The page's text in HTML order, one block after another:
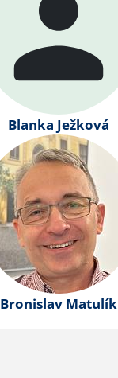
Blanka Ježková
Bronislav Matulík